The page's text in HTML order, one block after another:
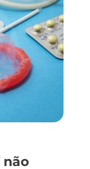
não